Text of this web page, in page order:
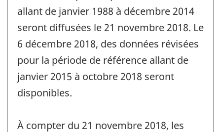
allant de janvier 1988 à décembre 2014
seront diffusées le 21 novembre 2018. Le
6 décembre 2018, des données révisées
pour la période de référence allant de
janvier 2015 à octobre 2018 seront
disponibles.
À compter du 21 novembre 2018, les